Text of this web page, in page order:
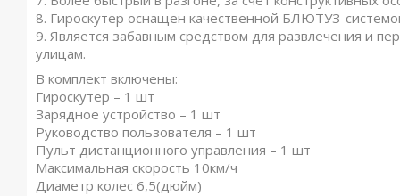
8. Гироскутер оснащен качественной БЛЮТУЗ-
9. Является забавным средством для развлечения и
улицам.
В комплект включены:
Гироскутер – 1 шт
Зарядное устройство – 1 шт
Руководство пользователя – 1 шт
Пульт дистанционного управления – 1 шт
Максимальная скорость 10км/ч
Диаметр колес 6,5(дюйм)